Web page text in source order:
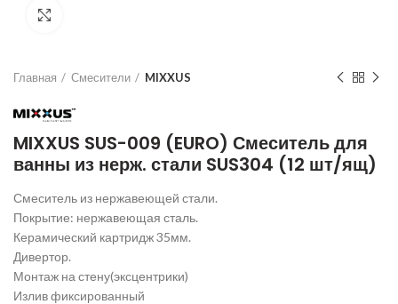
Главная Смесители MIXXUS
MIXXUS SUS-009 (EURO) Смеситель для
ванны из нерж. стали SUS304 (12 шт/ящ)
Смеситель из нержавеющей стали.
Покрытие: нержавеющая сталь.
Керамический картридж 35мм.
Дивертор.
Монтаж на стену(эксцентрики)
Излив фиксированный